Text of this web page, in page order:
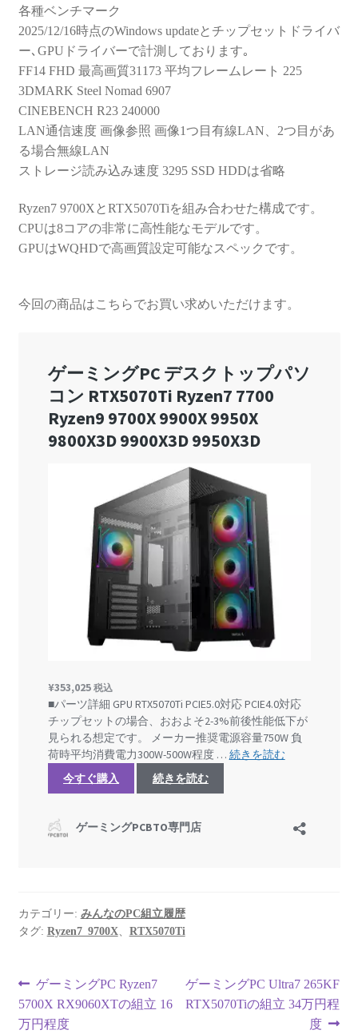
各種ベンチマーク
2025/12/16時点のWindows updateとチップセットドライバ
ー､GPUドライバーで計測しております｡
FF14 FHD 最高画質31173 平均フレームレート 225
3DMARK Steel Nomad 6907
CINEBENCH R23 240000
LAN通信速度 画像参照 画像1つ目有線LAN、2つ目があ
る場合無線LAN
ストレージ読み込み速度 3295 SSD HDDは省略
Ryzen7 9700XとRTX5070Tiを組み合わせた構成です。
CPUは8コアの非常に高性能なモデルです。
GPUはWQHDで高画質設定可能なスペックです。
今回の商品はこちらでお買い求めいただけます。
カテゴリー: みんなのPC組立履歴
タグ: Ryzen7_9700X、 RTX5070Ti
投
稿
前
の
投
ゲーミングPC Ryzen7
5700X RX9060XTの組立 16
万円程度
次
の
ゲーミングPC Ultra7 265KF
RTX5070Tiの組立 34万円程
度